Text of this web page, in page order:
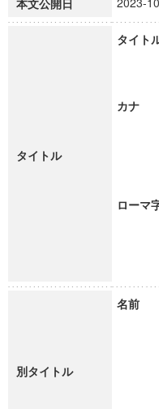
本文公開日
タイトル
タイト
カナ
ローマ
別タイトル
名前